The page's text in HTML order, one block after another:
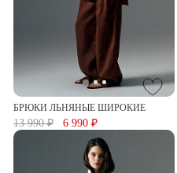
БРЮКИ ЛЬНЯНЫЕ ШИРОКИЕ
13 990 ₽ 6 990 ₽